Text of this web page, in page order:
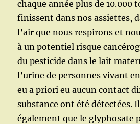
chaque année plus de 10.000
finissent dans nos assiettes,
l’air que nous respirons et
à un potentiel risque
du pesticide dans le lait
l’urine de personnes vivant
eu a priori eu aucun contact
substance ont été détectées. Il
également que le glyphosate